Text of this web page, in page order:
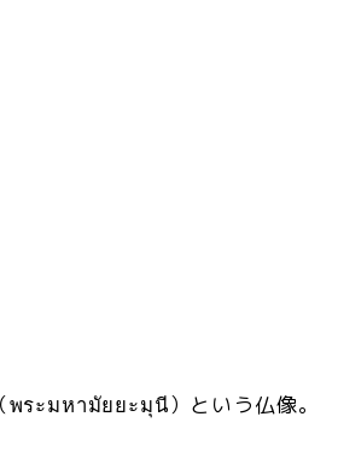
พระมหามัยยะมุนี）という仏像。